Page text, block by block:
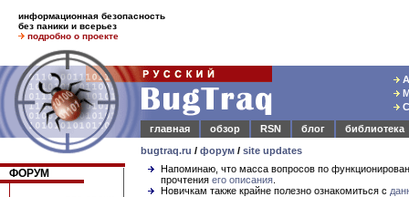
информационная безопасность
без паники и всерьез
подробно о проекте
главная
обзор RSN блог
библиотека
bugtraq.ru / форум / site updates
ФОРУМ
Напоминаю, что масса вопросов по
прочтения его описания
Новичкам также крайне полезно ознакомиться с